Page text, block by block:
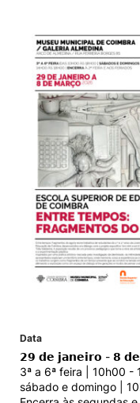
Data
𝟮𝟵 𝗱𝗲 𝗷𝗮𝗻𝗲𝗶𝗿𝗼 - 𝟴
3ª a 6ª feira | 10h00 -
sábado e domingo |